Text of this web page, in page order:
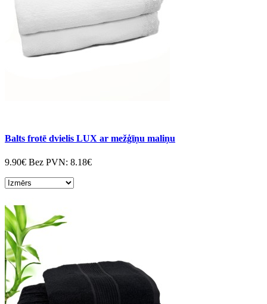
Balts frotē dvielis LUX ar mežģīņu maliņu
9.90€ Bez PVN: 8.18€